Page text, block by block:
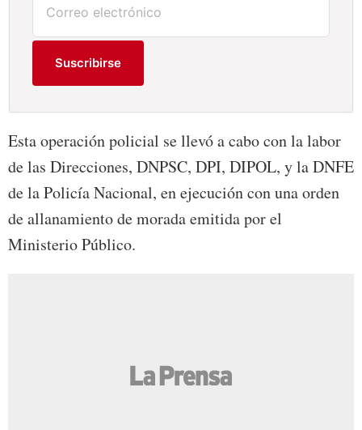
Suscribirse
Esta operación policial se llevó a cabo con la labor
de las Direcciones, DNPSC, DPI, DIPOL, y la DNFE
de la Policía Nacional, en ejecución con una orden
de allanamiento de morada emitida por el
Ministerio Público.